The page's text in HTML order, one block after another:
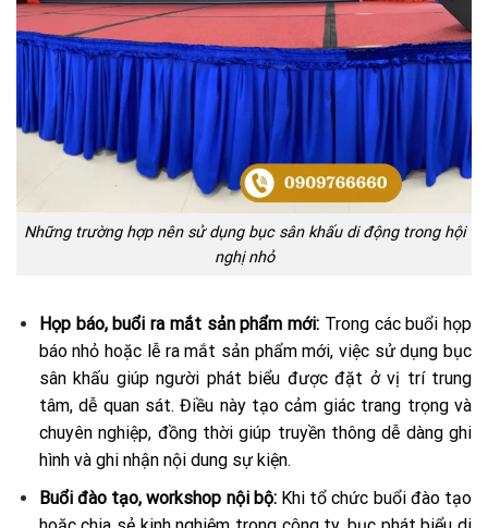
Những trường hợp nên sử dụng bục sân khấu di động trong hội
nghị nhỏ
Họp báo, buổi ra mắt sản phẩm mới: Trong các buổi họp
báo nhỏ hoặc lễ ra mắt sản phẩm mới, việc sử dụng bục
sân khấu giúp người phát biểu được đặt ở vị trí trung
tâm, dễ quan sát. Điều này tạo cảm giác trang trọng và
chuyên nghiệp, đồng thời giúp truyền thông dễ dàng ghi
hình và ghi nhận nội dung sự kiện.
Buổi đào tạo, workshop nội bộ:Khi tổ chức buổi đào tạo